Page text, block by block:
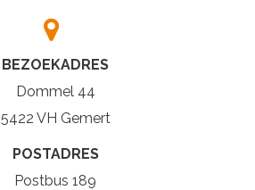
BEZOEKADRES
Dommel 44
5422 VH Gemert
POSTADRES
Postbus 189